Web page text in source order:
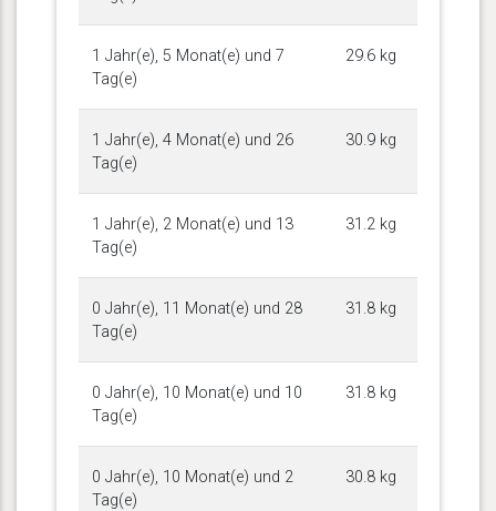
1 Jahr(e), 5 Monat(e) und 7
Tag(e)
29.6 kg
1 Jahr(e), 4 Monat(e) und 26
Tag(e)
30.9 kg
1 Jahr(e), 2 Monat(e) und 13
Tag(e)
31.2 kg
0 Jahr(e), 11 Monat(e) und 28
Tag(e)
31.8 kg
0 Jahr(e), 10 Monat(e) und 10
Tag(e)
31.8 kg
0 Jahr(e), 10 Monat(e) und 2
Tag(e)
30.8 kg